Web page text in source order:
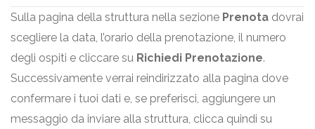
Sulla pagina della struttura nella sezione Prenota dovrai
scegliere la data, l’orario della prenotazione, il numero
degli ospiti e cliccare su Richiedi Prenotazione.
Successivamente verrai reindirizzato alla pagina dove
confermare i tuoi dati e, se preferisci, aggiungere un
messaggio da inviare alla struttura, clicca quindi su